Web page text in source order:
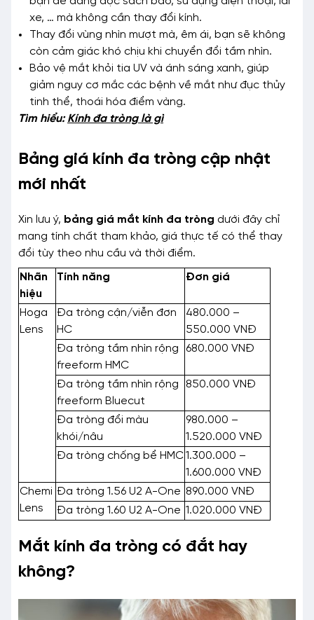
xe, … mà không cần thay đổi kính.
Thay đổi vùng nhìn mượt mà, êm ái, bạn sẽ không
còn cảm giác khó chịu khi chuyển đổi tầm nhìn.
Bảo vệ mắt khỏi tia UV và ánh sáng xanh, giúp
giảm nguy cơ mắc các bệnh về mắt như đục thủy
tinh thể, thoái hóa điểm vàng.
Tìm hiểu:Kính đa tròng là gì
Bảng giá kính đa tròng cập nhật
mới nhất
Xin lưu ý, bảng giá mắt kính đa tròng dưới đây chỉ
mang tính chất tham khảo, giá thực tế có thể thay
đổi tùy theo nhu cầu và thời điểm.
Nhãn
hiệu
Tính năng Đơn giá
Hoga
Lens
Đa tròng cận/viễn đơn
HC
480.000 –
550.000 VNĐ
Đa tròng tầm nhìn rộng
freeform HMC
680.000 VNĐ
Đa tròng tầm nhìn rộng
freeform Bluecut
850.000 VNĐ
Đa tròng đổi màu
khói/nâu
980.000 –
1.520.000 VNĐ
Đa tròng chống bể HMC1.300.000 –
1.600.000 VNĐ
Chemi
Lens
Đa tròng 1.56 U2 A-One 890.000 VNĐ
Đa tròng 1.60 U2 A-One 1.020.000 VNĐ
Mắt kính đa tròng có đắt hay
không?